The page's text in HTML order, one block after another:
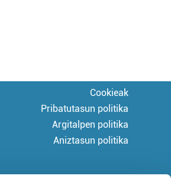
Cookieak
Pribatutasun politika
Argitalpen politika
Aniztasun politika